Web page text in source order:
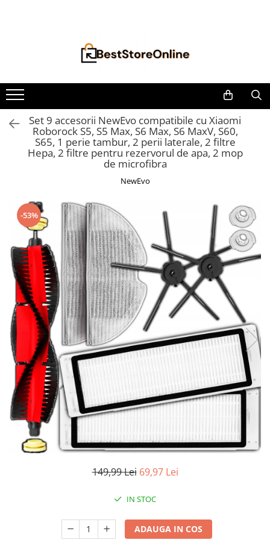
Accesorii aparate climatizare
Accesorii console gaming
Accesorii si Piese Aspiratoare
Aspiratoare Universale
Dyson
iRobot Roomba
Tefal Rowenta X-Force Flex
Xiaomi Roborock
Aspiratoare
Auto Moto
Accesorii auto interioare
Aspiratoare Auto
Produse Cosmetica Auto
Scule auto
Casa, Gradina & Bricolaj
Accesorii mese si scaune
Accesorii prize si intrerupatoare
Becuri
Clesti si Patenti
Corpuri de iluminat interior
Echipamente protectia muncii
Frapiere si Clesti Gheata
Set 9 accesorii NewEvo compatibile cu Xiaomi
Roborock S5, S5 Max, S6 Max, S6 MaxV, S60,
S65, 1 perie tambur, 2 perii laterale, 2 filtre
Hepa, 2 filtre pentru rezervorul de apa, 2 mop
de microfibra
NewEvo
-53%
149,99 Lei 69,97 Lei
IN STOC
ADAUGA IN COS